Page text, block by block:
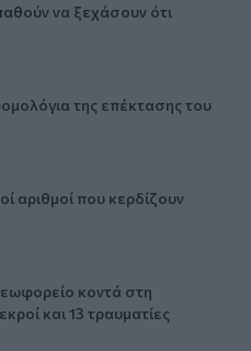
να ξεχάσουν ότι
της επέκτασης του
αριθμοί που κερδίζουν
κοντά στη
και 13 τραυματίες